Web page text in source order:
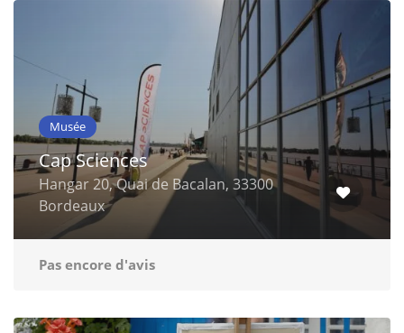
Musée
Cap Sciences
Hangar 20, Quai de Bacalan, 33300
Bordeaux
Pas encore d'avis